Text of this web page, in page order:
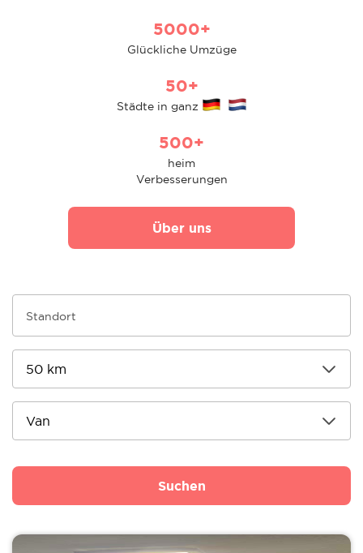
5000+
Glückliche Umzüge
50+
Städte in ganz
500+
heim
Verbesserungen
Über uns
Suchen